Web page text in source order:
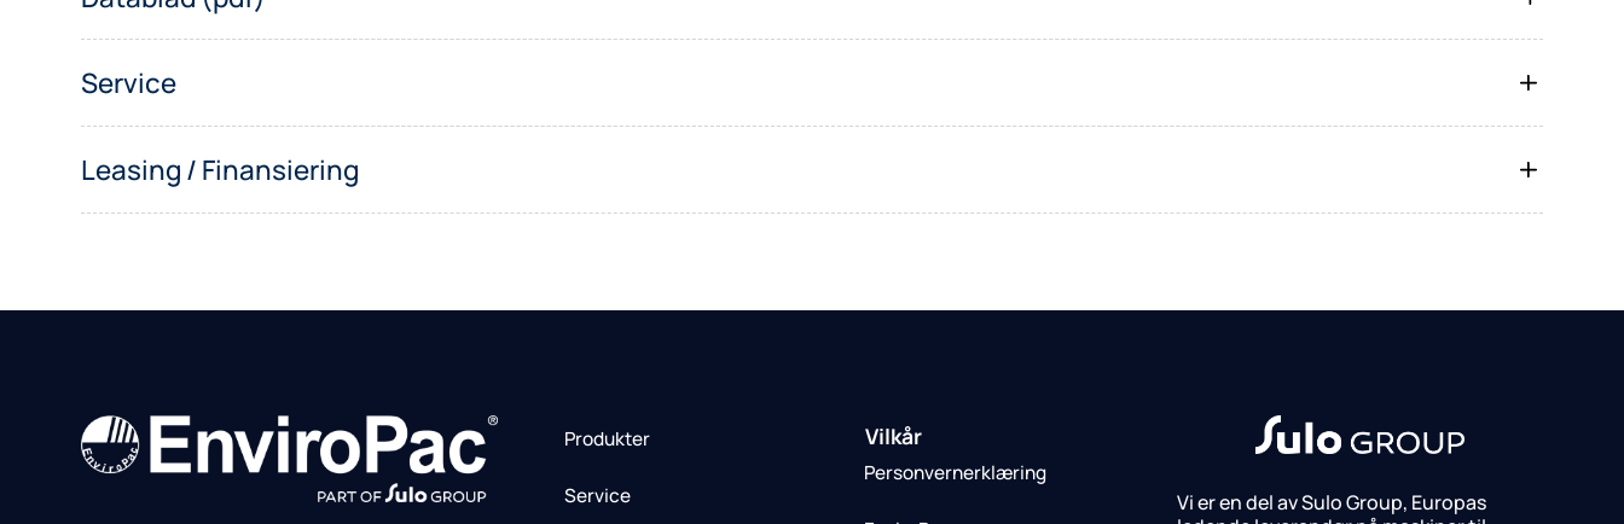
Service
Leasing / Finansiering
Produkter
Service
Vilkår
Personvernerklæring
Vi er en del av Sulo Group, Europas